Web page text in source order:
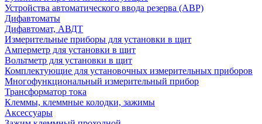
Устройства автоматического ввода резерва (АВР)
Дифавтоматы
Дифавтомат, АВДТ
Измерительные приборы для установки в щит
Амперметр для установки в щит
Вольтметр для установки в щит
Комплектующие для установочных измерительных приборов
Многофункциональный измерительный прибор
Трансформатор тока
Клеммы, клеммные колодки, зажимы
Аксессуары